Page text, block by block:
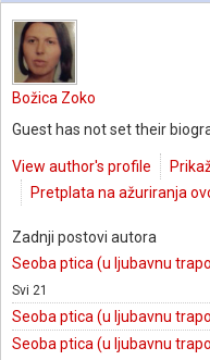
Božica Zoko
Guest has not set their
View author's profile
Pretplata na ažuriranja
Zadnji postovi autora
Seoba ptica (u ljubavnu
Svi 21
Seoba ptica (u ljubavnu
Seoba ptica (u ljubavnu